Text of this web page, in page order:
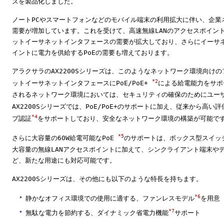
ノートPCやスマートフォンなどのモバイル端末の利用拡大に伴い、企
需要が増加しています。これを受けて、高速無線LANのアクセスポイン
ットイーサネットインタフェースの需要が拡大しており、さらにイー
イントに電力を供給するPoEの需要も増えております。
アラクサラのAX2200Sシリーズは、このようなネットワーク環境向け
ットイーサネットインタフェースにPoE/PoE+
*2による給電能力をサ
されるネットワーク環境においては、セキュリティの確保のためにユ
AX2200Sシリーズでは、PoE/PoE+のサポートに加え、従来から高い評
プ認証*4をサポートしており、安全なネットワーク環境の構築が可能で
さらに大容量の60W給電可能なPoE *5のサポートは、ボックス型スイ
大容量の無線LANアクセスポイントに加えて、シンクライアント端末や
ど、新たな用途にも対応可能です。
AX2200Sシリーズは、その他にも以下のような特長を持ちます。
静かなオフィス環境での使用に適する、ファンレスモデル*6を用意
無駄な電力を節約する、ダイナミック省電力機能*7サポート